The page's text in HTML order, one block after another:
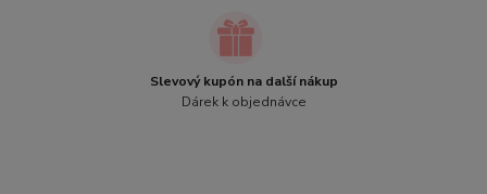
Slevový kupón na další nákup
Dárek k objednávce